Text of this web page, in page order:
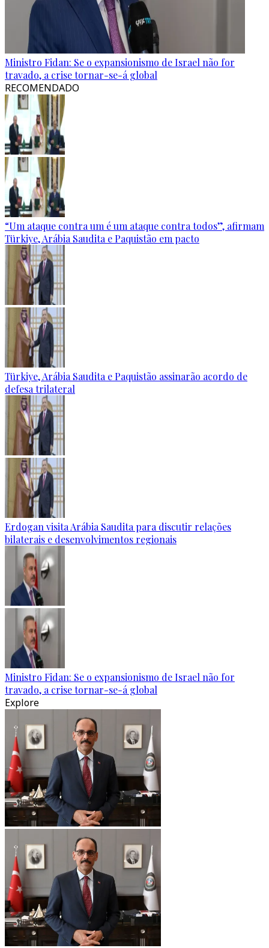
Ministro Fidan: Se o expansionismo de Israel não for
travado, a crise tornar-se-á global
RECOMENDADO
“Um ataque contra um é um ataque contra todos”, afirmam
Türkiye, Arábia Saudita e Paquistão em pacto
Türkiye, Arábia Saudita e Paquistão assinarão acordo de
defesa trilateral
Erdogan visita Arábia Saudita para discutir relações
bilaterais e desenvolvimentos regionais
Ministro Fidan: Se o expansionismo de Israel não for
travado, a crise tornar-se-á global
Explore